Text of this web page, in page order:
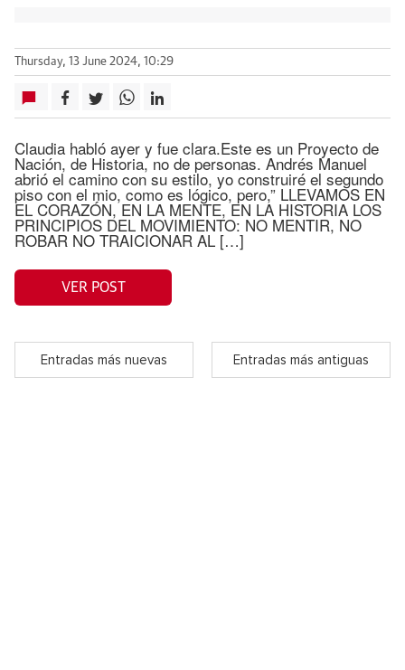
Thursday, 13 June 2024, 10:29
Claudia habló ayer y fue clara.Este es un Proyecto de
Nación, de Historia, no de personas. Andrés Manuel
abrió el camino con su estilo, yo construiré el segundo
piso con el mio, como es lógico, pero,” LLEVAMOS EN
EL CORAZÓN, EN LA MENTE, EN LA HISTORIA LOS
PRINCIPIOS DEL MOVIMIENTO: NO MENTIR, NO
ROBAR NO TRAICIONAR AL […]
VER POST
Entradas más nuevas Entradas más antiguas